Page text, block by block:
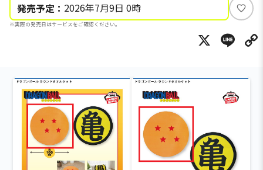
発売予定： 2026年7月9日 0時
※実際の発売日はサービスをご確認ください。
い
ね
X